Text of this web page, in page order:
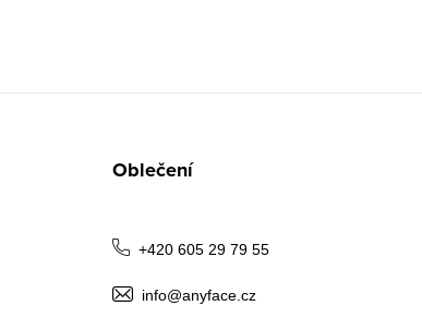
Oblečení
+420 605 29 79 55
info@anyface.cz